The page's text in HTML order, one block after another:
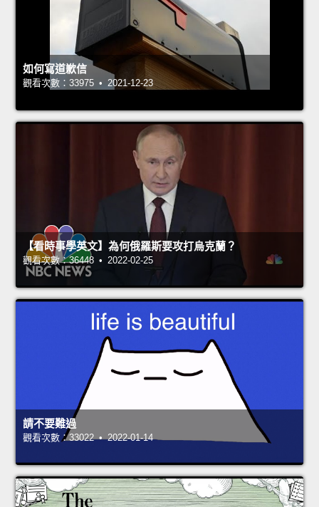
如何寫道歉信
觀看次數：33975 • 2021-12-23
【看時事學英文】為何俄羅斯要攻打烏克蘭？
觀看次數：36448 • 2022-02-25
請不要難過
觀看次數：33022 • 2022-01-14